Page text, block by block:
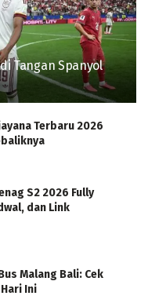
Tangan Spanyol
Terbaru 2026
S2 2026 Fully
dan Link
Malang Bali: Cek
Ini